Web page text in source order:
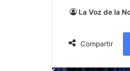
La Voz de la
Compartir